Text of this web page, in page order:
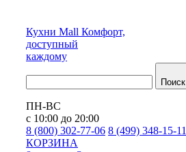
Кухни Mall Комфорт,
доступный
каждому
Поиск
ПН-ВС
с 10:00 до 20:00
8 (800) 302-77-06 8 (499) 348-15-11
КОРЗИНА